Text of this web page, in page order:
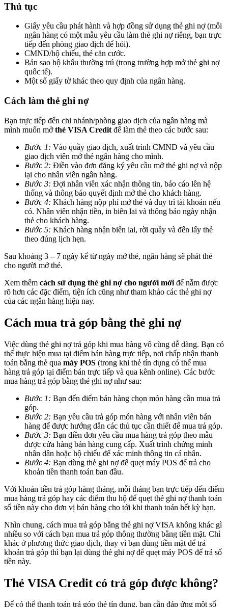
Thủ tục
Giấy yêu cầu phát hành và hợp đồng sử dụng thẻ ghi nợ (mỗi
ngân hàng có một mẫu yêu cầu làm thẻ ghi nợ riêng, bạn trực
tiếp đến phòng giao dịch để hỏi).
CMND/hộ chiếu, thẻ căn cước.
Bản sao hộ khẩu thường trú (trong trường hợp mở thẻ ghi nợ
quốc tế).
Một số giấy tờ khác theo quy định của ngân hàng.
Cách làm thẻ ghi nợ
Bạn trực tiếp đến chi nhánh/phòng giao dịch của ngân hàng mà
mình muốn mởthẻ VISA Credit để làm thẻ theo các bước sau:
Bước 1: Vào quầy giao dịch, xuất trình CMND và yêu cầu
giao dịch viên mở thẻ ngân hàng cho mình.
Bước 2: Điền vào đơn đăng ký yêu cầu mở thẻ ghi nợ và nộp
lại cho nhân viên ngân hàng.
Bước 3: Đợi nhân viên xác nhận thông tin, báo cáo lên hệ
thống và thông báo quyết định mở thẻ cho khách hàng.
Bước 4: Khách hàng nộp phí mở thẻ và duy trì tài khoản nếu
có. Nhân viên nhận tiền, in biên lai và thông báo ngày nhận
thẻ cho khách hàng.
Bước 5: Khách hàng nhận biên lai, rời quầy và đến lấy thẻ
theo đúng lịch hẹn.
Sau khoảng 3 – 7 ngày kể từ ngày mở thẻ, ngân hàng sẽ phát thẻ
cho người mở thẻ.
Xem thêm cách sử dụng thẻ ghi nợ cho người mới để nắm được
rõ hơn các đặc điểm, tiện ích cũng như tham khảo các thẻ ghi nợ
của các ngân hàng hiện nay.
Cách mua trả góp bằng thẻ ghi nợ
Việc dùng thẻ ghi nợ trả góp khi mua hàng vô cùng dễ dàng. Bạn có
thể thực hiện mua tại điểm bán hàng trực tiếp, nơi chấp nhận thanh
toán bằng thẻ qua máy POS (trong khi thẻ tín dụng có thể mua
hàng trả góp tại điểm bán trực tiếp và qua kênh online). Các bước
mua hàng trả góp bằng thẻ ghi nợ như sau:
Bước 1: Bạn đến điểm bán hàng chọn món hàng cần mua trả
góp.
Bước 2: Bạn yêu cầu trả góp món hàng với nhân viên bán
hàng để được hướng dẫn các thủ tục cần thiết để mua trả góp.
Bước 3: Bạn điền đơn yêu cầu mua hàng trả góp theo mẫu
được cửa hàng bán hàng cung cấp. Xuất trình chứng minh
nhân dân hoặc hộ chiếu để xác minh thông tin cá nhân.
Bước 4: Bạn dùng thẻ ghi nợ để quẹt máy POS để trả cho
khoản tiền thanh toán ban đầu.
Với khoản tiền trả góp hàng tháng, mỗi tháng bạn trực tiếp đến điểm
mua hàng trả góp hay các điểm thu hộ để quẹt thẻ ghi nợ thanh toán
số tiền này cho đơn vị bán hàng cho tới khi thanh toán hết kỳ hạn.
Nhìn chung, cách mua trả góp bằng thẻ ghi nợ VISA không khác gì
nhiều so với cách bạn mua trả góp thông thường bằng tiền mặt. Chỉ
khác ở phương thức giao dịch, thay vì bạn dùng tiền mặt để trả
khoản trả góp thì bạn lại dùng thẻ ghi nợ để quẹt máy POS để trả số
tiền này.
Thẻ VISA Credit có trả góp được không?
Để có thể thanh toán trả góp thẻ tín dụng, bạn cần đáp ứng một số